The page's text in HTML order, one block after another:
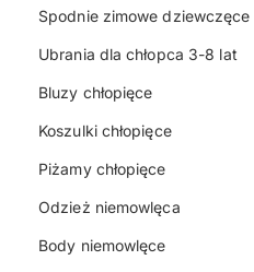
Spodnie zimowe dziewczęce
Ubrania dla chłopca 3-8 lat
Bluzy chłopięce
Koszulki chłopięce
Piżamy chłopięce
Odzież niemowlęca
Body niemowlęce